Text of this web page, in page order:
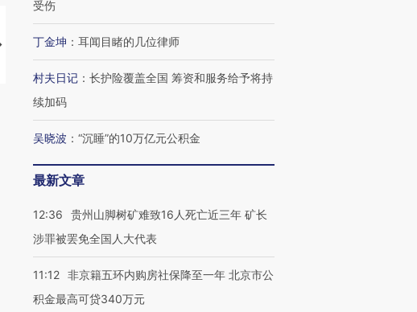
【推广】走进第四届链博
会，让数智科技“链”接产
【特别呈现】寻找100种
有意思的生活方式·第三对
CFO：不靠规模取胜，华
住三大增长引擎是什么？
受伤
丁金坤 ： 耳闻目睹的几位律师
村夫日记 ： 长护险覆盖全国 筹资和服务给予将持
续加码
吴晓波 ： “沉睡”的10万亿元公积金
最新文章
12:36
贵州山脚树矿难致16人死亡近三年 矿长
涉罪被罢免全国人大代表
11:12 非京籍五环内购房社保降至一年 北京市公
积金最高可贷340万元